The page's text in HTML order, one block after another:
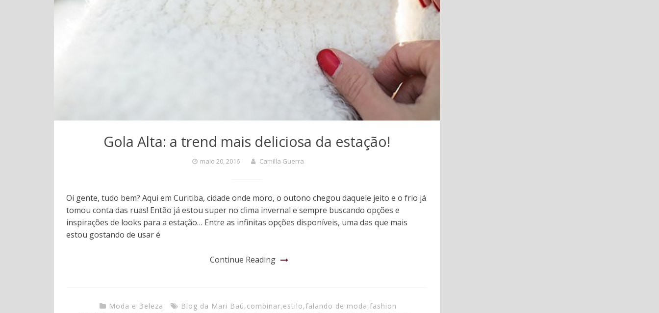
Gola Alta: a trend mais deliciosa da estação!
maio 20, 2016 Camilla Guerra
Oi gente, tudo bem? Aqui em Curitiba, cidade onde moro, o outono chegou daquele jeito e o frio já
tomou conta das ruas! Então já estou super no clima invernal e sempre buscando opções e
inspirações de looks para a estação… Entre as infinitas opções disponíveis, uma das que mais
estou gostando de usar é
Continue Reading
Moda e Beleza Blog da Mari Baú,combinar,estilo,falando de moda,fashion